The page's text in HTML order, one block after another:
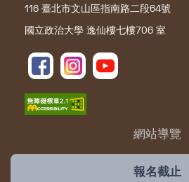
報名截止
116 臺北市文山區指南路二段64號
國立政治大學 逸仙樓七樓706 室
網站導覽